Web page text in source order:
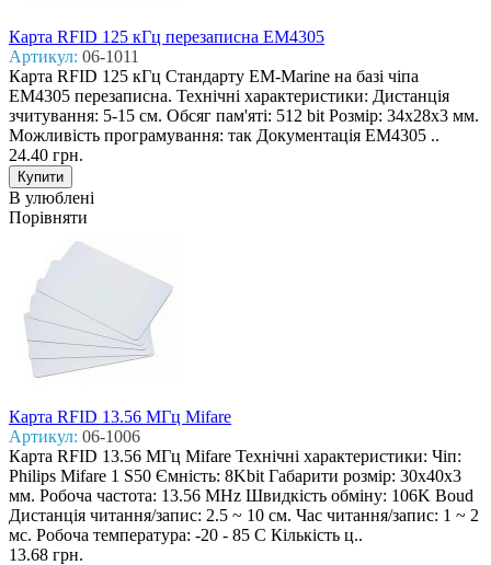
Карта RFID 125 кГц перезаписна EM4305
Артикул: 06-1011
Карта RFID 125 кГц Стандарту EM-Marine на базі чіпа
EM4305 перезаписна. Технічні характеристики: Дистанція
зчитування: 5-15 см. Обсяг пам'яті: 512 bit Розмір: 34х28х3 мм.
Можливість програмування: так Документація EM4305 ..
24.40 грн.
В улюблені
Порівняти
Карта RFID 13.56 МГц Mifare
Артикул: 06-1006
Карта RFID 13.56 МГц Mifare Технічні характеристики: Чіп:
Philips Mifare 1 S50 Ємність: 8Kbit Габарити розмір: 30х40х3
мм. Робоча частота: 13.56 MHz Швидкість обміну: 106K Boud
Дистанція читання/запис: 2.5 ~ 10 см. Час читання/запис: 1 ~ 2
мс. Робоча температура: -20 - 85 С Кількість ц..
13.68 грн.